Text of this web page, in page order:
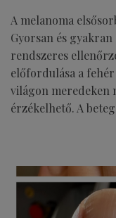
A melanoma
Gyorsan és
rendszeres
előfordulása a
világon meredeken
érzékelhető. A